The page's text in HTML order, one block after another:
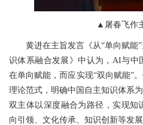
▲屠春飞作
黄进在主旨发言《从“单向赋能
识体系融合发展》中认为，AI与中
在单向赋能，而应实现“双向赋能”
理论范式，明确中国自主知识体系
双主体以深度融合为路径，实现知
向引领、文化传承、知识创新等发展